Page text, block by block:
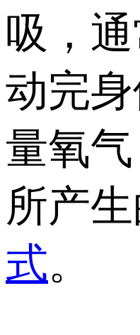
吸，
动完
量氧
所产
式。